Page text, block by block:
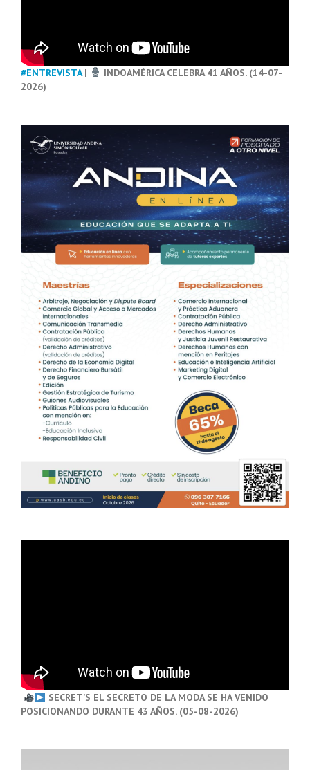
#ENTREVISTA|
INDOAMÉRICA CELEBRA 41 AÑOS. (14-07-
2026)
SECRET’S EL SECRETO DE LA MODA SE HA VENIDO
POSICIONANDO DURANTE 43 AÑOS. (05-08-2026)